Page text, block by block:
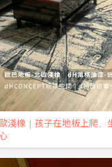
淺橡｜孩子在地板上爬、